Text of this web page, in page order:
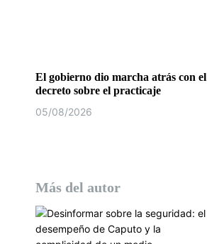
r
a
s
El gobierno dio marcha atrás con el
decreto sobre el practicaje
05/08/2026
Más del autor